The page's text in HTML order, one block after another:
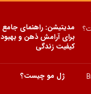
مدیتیشن: راهنمای جامع
برای آرامش ذهن و بهبود
کیفیت زندگی
ژل مو چیست؟